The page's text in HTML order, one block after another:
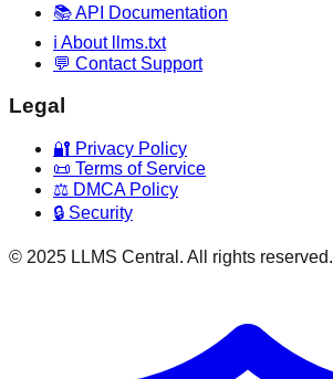
📚 API Documentation
ℹ️ About llms.txt
💬 Contact Support
Legal
🔐 Privacy Policy
📜 Terms of Service
⚖️ DMCA Policy
🔒 Security
© 2025 LLMS Central. All rights reserved.